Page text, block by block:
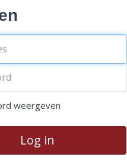
weergeven
Log in